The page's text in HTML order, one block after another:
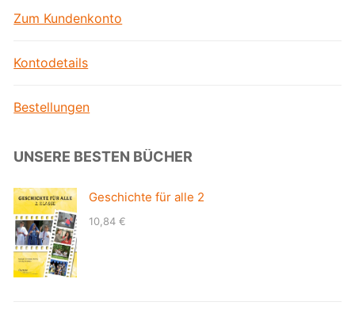
Zum Kundenkonto
Kontodetails
Bestellungen
UNSERE BESTEN BÜCHER
Geschichte für alle 2
10,84€